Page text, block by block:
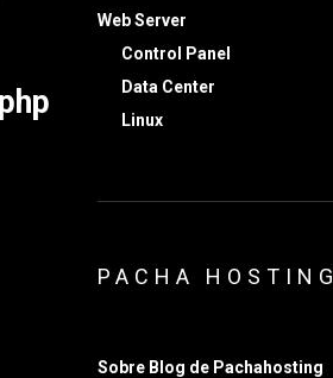
Web Server
Control Panel
Data Center
Linux
PACHA HOSTING
Sobre Blog de Pachahosting